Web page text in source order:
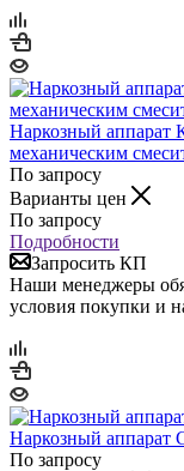
Наркозный аппарат
механическим
По запросу
Варианты цен
По запросу
Подробности
Запросить КП
Наши менеджеры
условия покупки и
Наркозный аппарат
По запросу